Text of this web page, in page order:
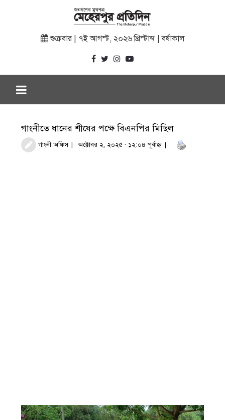
শুক্রবার | ৭ই আগস্ট, ২০২৬ খ্রিস্টাব্দ | বর্ষাকাল
গাংনীতে ধানের শীষের পক্ষে বিএনপির মিছিল
গাংনী অফিস অক্টোবর ২, ২০২৫ · ১২:০৪ পূর্বাহ্ণ